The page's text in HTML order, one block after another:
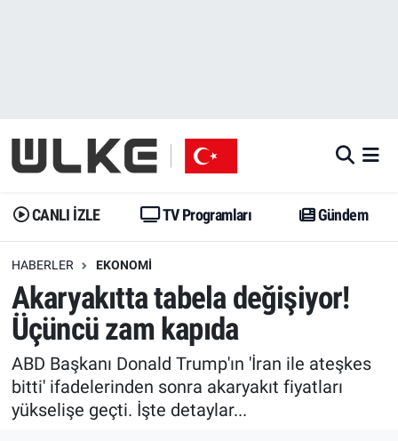
CANLI İZLE TV Programları Gündem
HABERLER EKONOMI
Akaryakıtta tabela değişiyor!
Üçüncü zam kapıda
ABD Başkanı Donald Trump'ın 'İran ile ateşkes
bitti' ifadelerinden sonra akaryakıt fiyatları
yükselişe geçti. İşte detaylar...
Gündem
Dünya
Erişim Bilgileri
Ekonomi
Trend
Gündem
Trend
Erişim Bilgileri
Spor
Ekonomi
İstanbul Namaz Vakitleri
Trafik Durumu
Erişim Bilgileri
Tüm Manşetler
Son Dakika Haberleri